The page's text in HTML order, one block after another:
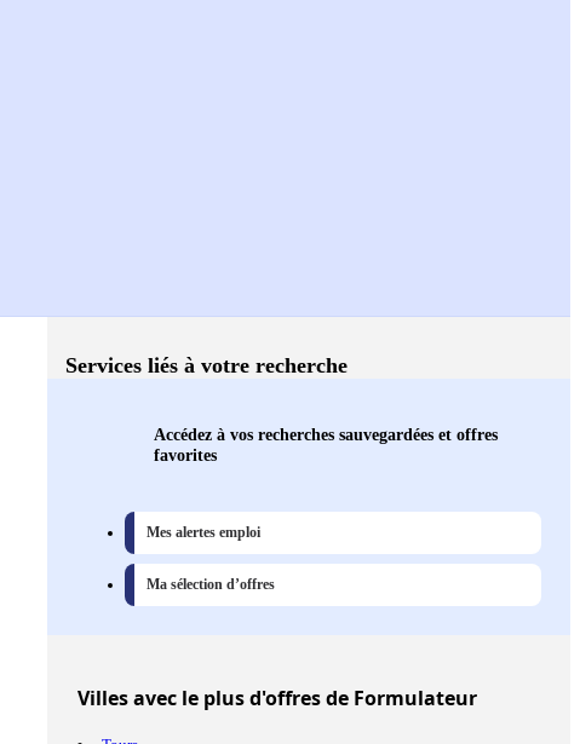
Services liés à votre recherche
Accédez à vos recherches sauvegardées et offres
favorites
Mes alertes emploi
Ma sélection d’offres
Villesavec le plus d'offres de Formulateur